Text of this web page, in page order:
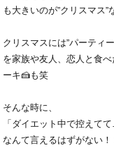
も大きいのが”クリスマス”
クリスマスには”パーティ
を家族や友人、恋人と食
ーキ🍰も笑
そんな時に、
「ダイエット中で控えてて
なんて言えるはずがない！